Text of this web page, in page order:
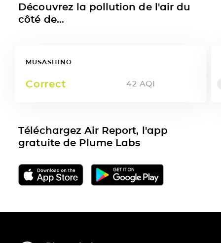
Découvrez la pollution de l'air du
côté de...
MUSASHINO
Correct 42 AQI
Téléchargez Air Report, l'app
gratuite de Plume Labs